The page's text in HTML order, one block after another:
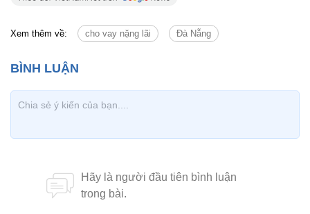
Xem thêm về: cho vay nặng lãi Đà Nẵng